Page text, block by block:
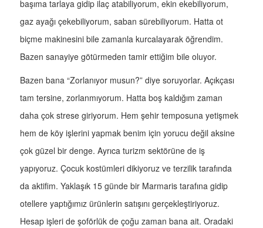
başıma tarlaya gidip ilaç atabiliyorum, ekin ekebiliyorum,
gaz ayağı çekebiliyorum, saban sürebiliyorum. Hatta ot
biçme makinesini bile zamanla kurcalayarak öğrendim.
Bazen sanayiye götürmeden tamir ettiğim bile oluyor.
Bazen bana “Zorlanıyor musun?” diye soruyorlar. Açıkçası
tam tersine, zorlanmıyorum. Hatta boş kaldığım zaman
daha çok strese giriyorum. Hem şehir temposuna yetişmek
hem de köy işlerini yapmak benim için yorucu değil aksine
çok güzel bir denge. Ayrıca turizm sektörüne de iş
yapıyoruz. Çocuk kostümleri dikiyoruz ve terzilik tarafında
da aktifim. Yaklaşık 15 günde bir Marmaris tarafına gidip
otellere yaptığımız ürünlerin satışını gerçekleştiriyoruz.
Hesap işleri de şoförlük de çoğu zaman bana ait. Oradaki